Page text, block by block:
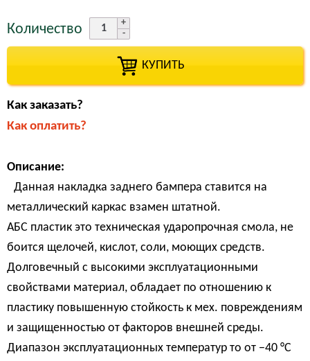
Количество
КУПИТЬ
Как заказать?
Как оплатить?
Описание:
Данная накладка заднего бампера ставится на
металлический каркас взамен штатной.
АБС пластик это техническая ударопрочная смола, не
боится щелочей, кислот, соли, моющих средств.
Долговечный с высокими эксплуатационными
свойствами материал, обладает по отношению к
пластику повышенную стойкость к мех. повреждениям
и защищенностью от факторов внешней среды.
Диапазон эксплуатационных температур то от −40 °C